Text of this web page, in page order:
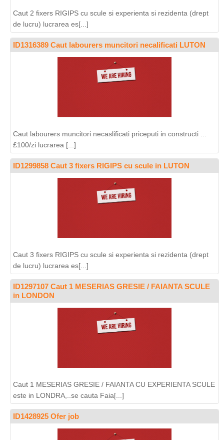
Caut 2 fixers RIGIPS cu scule si experienta si rezidenta (drept
de lucru) lucrarea es[...]
ID1316389 Caut labourers muncitori necalificati LUTON
Caut labourers muncitori necaslificati priceputi in constructi ...
£100/zi lucrarea [...]
ID1299858 Caut 3 fixers RIGIPS cu scule in LUTON
Caut 3 fixers RIGIPS cu scule si experienta si rezidenta (drept
de lucru) lucrarea es[...]
ID1297107 Caut 1 MESERIAS GRESIE / FAIANTA SCULE
in LONDON
Caut 1 MESERIAS GRESIE / FAIANTA CU EXPERIENTA SCULE
este in LONDRA,..se cauta Faia[...]
ID1428925 Ofer job